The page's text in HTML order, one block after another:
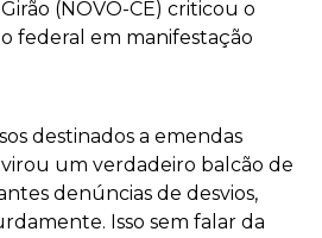
(NOVO-CE) criticou o
federal em manifestação
destinados a emendas
um verdadeiro balcão de
denúncias de desvios,
Isso sem falar da